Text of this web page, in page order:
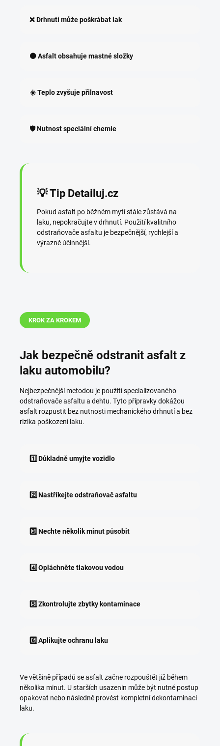
❌ Drhnutí může poškrábat lak
⚫ Asfalt obsahuje mastné složky
☀️ Teplo zvyšuje přilnavost
🛡️ Nutnost speciální chemie
💡 Tip Detailuj.cz
Pokud asfalt po běžném mytí stále zůstává na
laku, nepokračujte v drhnutí. Použití kvalitního
odstraňovače asfaltu je bezpečnější, rychlejší a
výrazně účinnější.
KROK ZA KROKEM
Jak bezpečně odstranit asfalt z
laku automobilu?
Nejbezpečnější metodou je použití specializovaného
odstraňovače asfaltu a dehtu. Tyto přípravky dokážou
asfalt rozpustit bez nutnosti mechanického drhnutí a bez
rizika poškození laku.
1️⃣ Důkladně umyjte vozidlo
2️⃣ Nastříkejte odstraňovač asfaltu
3️⃣ Nechte několik minut působit
4️⃣ Opláchněte tlakovou vodou
5️⃣ Zkontrolujte zbytky kontaminace
6️⃣ Aplikujte ochranu laku
Ve většině případů se asfalt začne rozpouštět již během
několika minut. U starších usazenin může být nutné postup
opakovat nebo následně provést kompletní dekontaminaci
laku.